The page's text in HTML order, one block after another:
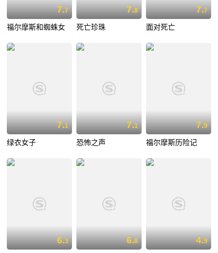
7.7
福尔摩斯和蜘蛛女
7.8
死亡珍珠
7.7
面对死亡
7.1
绿衣女子
7.1
恐怖之声
7.9
福尔摩斯历险记
6.3 6.8 4.9